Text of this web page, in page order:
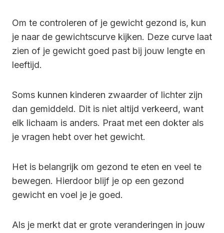
Om te controleren of je gewicht gezond is, kun
je naar de gewichtscurve kijken. Deze curve laat
zien of je gewicht goed past bij jouw lengte en
leeftijd.
Soms kunnen kinderen zwaarder of lichter zijn
dan gemiddeld. Dit is niet altijd verkeerd, want
elk lichaam is anders. Praat met een dokter als
je vragen hebt over het gewicht.
Het is belangrijk om gezond te eten en veel te
bewegen. Hierdoor blijf je op een gezond
gewicht en voel je je goed.
Als je merkt dat er grote veranderingen in jouw